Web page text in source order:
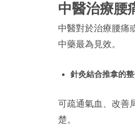
中醫治療腰
中醫對於治療腰痛
中藥最為見效。
針灸結合推拿的
可疏通氣血、改善
楚。